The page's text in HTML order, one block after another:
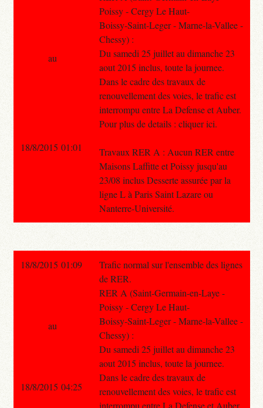
Poissy - Cergy Le Haut-
Boissy-Saint-Leger - Marne-la-Vallee -
Chessy) :
Du samedi 25 juillet au dimanche 23
aout 2015 inclus, toute la journee.
Dans le cadre des travaux de
renouvellement des voies, le trafic est
interrompu entre La Defense et Auber.
Pour plus de details : cliquer ici.
Travaux RER A : Aucun RER entre
Maisons Laffitte et Poissy jusqu'au
23/08 inclus Desserte assurée par la
ligne L à Paris Saint Lazare ou
Nanterre-Université.
au
18/8/2015 01:01
18/8/2015 01:09
Trafic normal sur l'ensemble des lignes
de RER.
RER A (Saint-Germain-en-Laye -
Poissy - Cergy Le Haut-
Boissy-Saint-Leger - Marne-la-Vallee -
Chessy) :
Du samedi 25 juillet au dimanche 23
aout 2015 inclus, toute la journee.
Dans le cadre des travaux de
renouvellement des voies, le trafic est
interrompu entre La Defense et Auber.
au
18/8/2015 04:25